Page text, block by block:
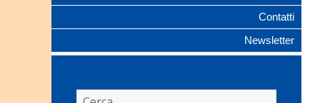
Contatti
Newsletter
Ricerca